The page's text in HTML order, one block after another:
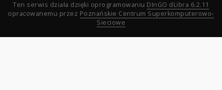
Ten serwis działa dzięki oprogramowaniu DInGO dLibra 6.2.11
opracowanemu przez Poznańskie Centrum Superkomputerowo-
Sieciowe